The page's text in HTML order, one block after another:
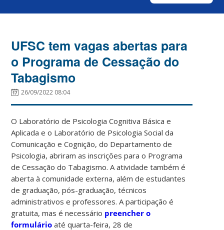
UFSC tem vagas abertas para
o Programa de Cessação do
Tabagismo
26/09/2022 08:04
O Laboratório de Psicologia Cognitiva Básica e
Aplicada e o Laboratório de Psicologia Social da
Comunicação e Cognição, do Departamento de
Psicologia, abriram as inscrições para o Programa
de Cessação do Tabagismo. A atividade também é
aberta à comunidade externa, além de estudantes
de graduação, pós-graduação, técnicos
administrativos e professores. A participação é
gratuita, mas é necessário preencher o
formulárioaté quarta-feira, 28 de